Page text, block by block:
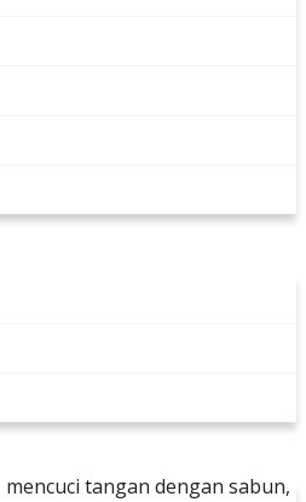
tangan dengan sabun,